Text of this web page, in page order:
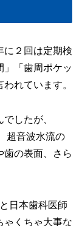
に２回は定期検
」「歯周ポケッ
れています。
したが、
超音波水流の
歯の表面、さら
日本歯科医師
ゃくちゃ大事な